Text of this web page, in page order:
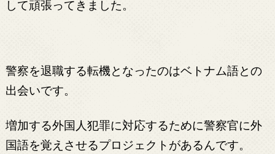
して頑張ってきました。
警察を退職する転機となったのはベトナム語との
出会いです。
増加する外国人犯罪に対応するために警察官に外
国語を覚えさせるプロジェクトがあるんです。